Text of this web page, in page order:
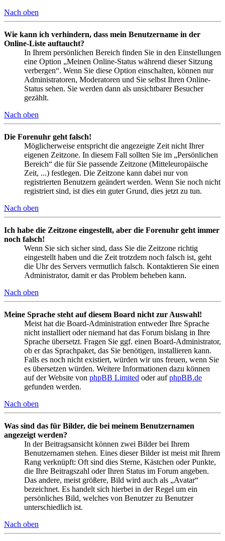
Nach oben
Wie kann ich verhindern, dass mein Benutzername in der
Online-Liste auftaucht?
In Ihrem persönlichen Bereich finden Sie in den Einstellungen
eine Option „Meinen Online-Status während dieser Sitzung
verbergen“. Wenn Sie diese Option einschalten, können nur
Administratoren, Moderatoren und Sie selbst Ihren Online-
Status sehen. Sie werden dann als unsichtbarer Besucher
gezählt.
Nach oben
Die Forenuhr geht falsch!
Möglicherweise entspricht die angezeigte Zeit nicht Ihrer
eigenen Zeitzone. In diesem Fall sollten Sie im „Persönlichen
Bereich“ die für Sie passende Zeitzone (Mitteleuropäische
Zeit, ...) festlegen. Die Zeitzone kann dabei nur von
registrierten Benutzern geändert werden. Wenn Sie noch nicht
registriert sind, ist dies ein guter Grund, dies jetzt zu tun.
Nach oben
Ich habe die Zeitzone eingestellt, aber die Forenuhr geht immer
noch falsch!
Wenn Sie sich sicher sind, dass Sie die Zeitzone richtig
eingestellt haben und die Zeit trotzdem noch falsch ist, geht
die Uhr des Servers vermutlich falsch. Kontaktieren Sie einen
Administrator, damit er das Problem beheben kann.
Nach oben
Meine Sprache steht auf diesem Board nicht zur Auswahl!
Meist hat die Board-Administration entweder Ihre Sprache
nicht installiert oder niemand hat das Forum bislang in Ihre
Sprache übersetzt. Fragen Sie ggf. einen Board-Administrator,
ob er das Sprachpaket, das Sie benötigen, installieren kann.
Falls es noch nicht existiert, würden wir uns freuen, wenn Sie
es übersetzen würden. Weitere Informationen dazu können
auf der Website von phpBB Limited oder aufphpBB.de
gefunden werden.
Nach oben
Was sind das für Bilder, die bei meinem Benutzernamen
angezeigt werden?
In der Beitragsansicht können zwei Bilder bei Ihrem
Benutzernamen stehen. Eines dieser Bilder ist meist mit Ihrem
Rang verknüpft: Oft sind dies Sterne, Kästchen oder Punkte,
die Ihre Beitragszahl oder Ihren Status im Forum angeben.
Das andere, meist größere, Bild wird auch als „Avatar“
bezeichnet. Es handelt sich hierbei in der Regel um ein
persönliches Bild, welches von Benutzer zu Benutzer
unterschiedlich ist.
Nach oben